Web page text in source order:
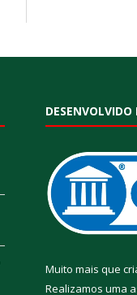
DESENVOLVIDO
Muito mais que
Realizamos uma